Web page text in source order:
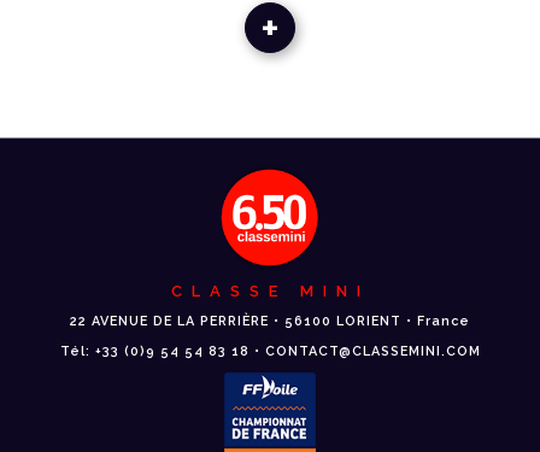
+
CLASSE MINI
22 AVENUE DE LA PERRIÈRE • 56100 LORIENT • France
Tél: +33 (0)9 54 54 83 18 • CONTACT@CLASSEMINI.COM